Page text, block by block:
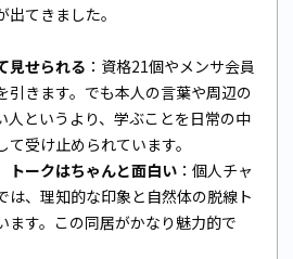
てきました。
見せられる ：資格21個やメンサ会員
引きます。でも本人の言葉や周辺の
人というより、学ぶことを日常の中
受け止められています。
トークはちゃんと面白い ：個人チャ
は、理知的な印象と自然体の脱線ト
ます。この同居がかなり魅力的で